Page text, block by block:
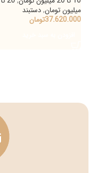
میلیون تومان,دستبند
37.620.000تومان